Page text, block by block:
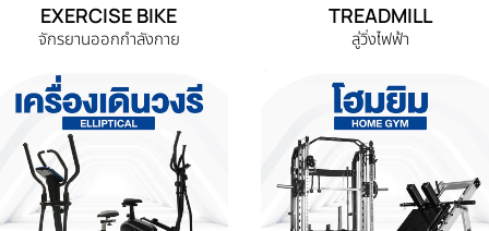
EXERCISE BIKE
จักรยานออกกำลังกาย
TREADMILL
ลู่วิ่งไฟฟ้า